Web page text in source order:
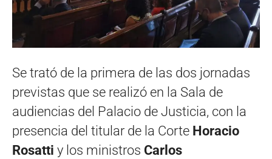
Se trató de la primera de las dos jornadas
previstas que se realizó en la Sala de
audiencias del Palacio de Justicia, con la
presencia del titular de la Corte Horacio
Rosatti y los ministros Carlos